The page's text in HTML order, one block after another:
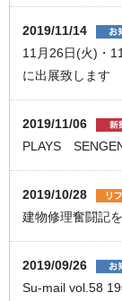
2019/11/14
11月26日(火)・
に出展致します
2019/11/06
PLAYS
2019/10/28
建物修理奮闘記
2019/09/26
Su-mail vol.58